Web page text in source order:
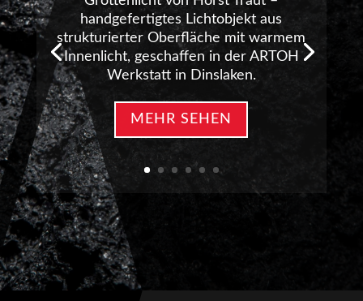
handgefertigtes Lichtobjekt aus
strukturierter Oberfläche mit warmem
Innenlicht, geschaffen in der ARTOH
Werkstatt in Dinslaken.
MEHR SEHEN